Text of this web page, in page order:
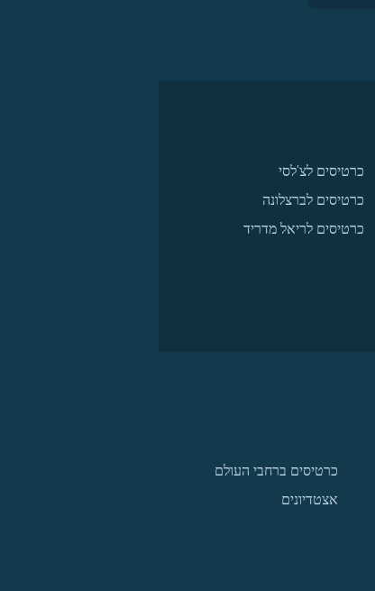
כרטיסים לצ'לסי
כרטיסים לברצלונה
כרטיסים לריאל מדריד
כרטיסים ברחבי העולם
אצטדיונים